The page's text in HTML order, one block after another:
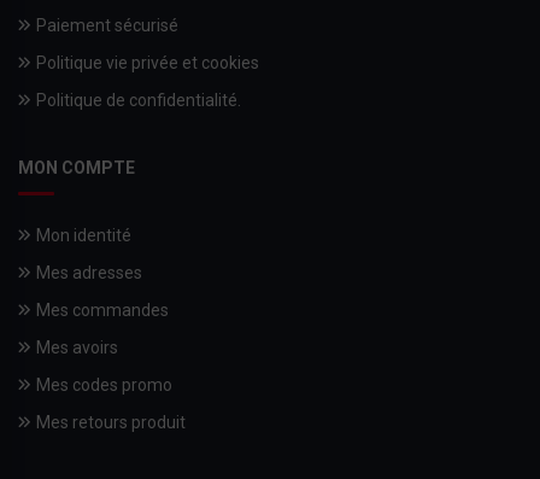
Paiement sécurisé
Politique vie privée et cookies
Politique de confidentialité.
MON COMPTE
Mon identité
Mes adresses
Mes commandes
Mes avoirs
Mes codes promo
Mes retours produit